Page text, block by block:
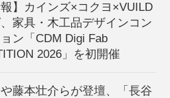
報】カインズ×コクヨ×VUILD
家具・木工品デザインコン
ン「CDM Digi Fab
2026」を初開催
藤本壮介らが登壇、「長谷